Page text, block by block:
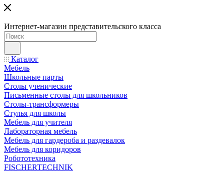
Интернет-магазин представительского класса
Каталог
Мебель
Школьные парты
Столы ученические
Письменные столы для школьников
Столы-трансформеры
Стулья для школы
Мебель для учителя
Лабораторная мебель
Мебель для гардероба и раздевалок
Мебель для коридоров
Робототехника
FISCHERTECHNIK